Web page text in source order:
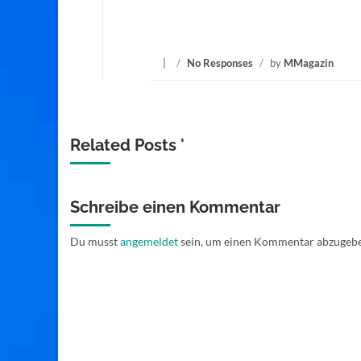
/ No Responses / by MMagazin
Related Posts '
Schreibe einen Kommentar
Du musstangemeldetsein, um einen Kommentar